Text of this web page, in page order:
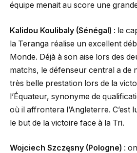
équipe menait au score une
Kalidou Koulibaly (Sénégal) : le
la Teranga réalise un excellent
Monde. Déjà à son aise lors des
matchs, le défenseur central a de
très belle prestation lors de la
l’Équateur, synonyme de
où il affrontera l’Angleterre. C’est
le but de la victoire face à la Tri.
Wojciech Szczęsny (Pologne) :